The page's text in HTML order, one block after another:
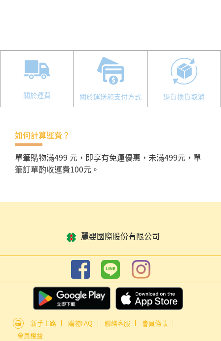
關於運費 關於運送和支付方式 退貨換貨取消
如何計算運費？
單筆購物滿499 元，即享有免運優惠，未滿499元，單
筆訂單酌收運費100元。
麗嬰國際股份有限公司
新手上路 購物FAQ 聯絡客服
會員條款
會員權益